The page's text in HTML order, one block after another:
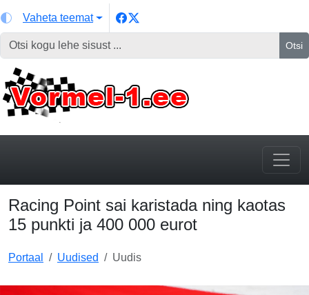
Vaheta teemat
Otsi
Racing Point sai karistada ning kaotas
15 punkti ja 400 000 eurot
Portaal Uudised Uudis